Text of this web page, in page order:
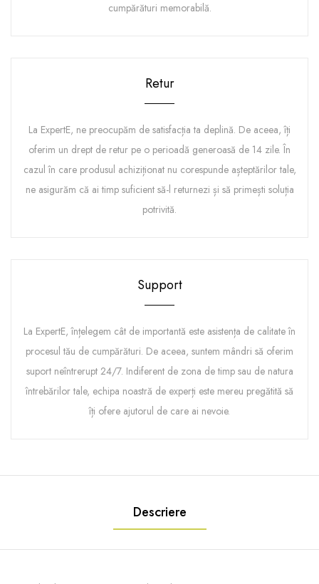
cumpărături memorabilă.
Retur
La ExpertE, ne preocupăm de satisfacția ta deplină. De aceea, îți
oferim un drept de retur pe o perioadă generoasă de 14 zile. În
cazul în care produsul achiziționat nu corespunde așteptărilor tale,
ne asigurăm că ai timp suficient să-l returnezi și să primești soluția
potrivită.
Support
La ExpertE, înțelegem cât de importantă este asistența de calitate în
procesul tău de cumpărături. De aceea, suntem mândri să oferim
suport neîntrerupt 24/7. Indiferent de zona de timp sau de natura
întrebărilor tale, echipa noastră de experți este mereu pregătită să
îți ofere ajutorul de care ai nevoie.
Descriere